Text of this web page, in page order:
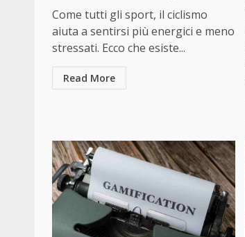
Come tutti gli sport, il ciclismo
aiuta a sentirsi più energici e meno
stressati. Ecco che esiste...
Read More